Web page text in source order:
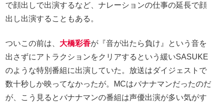
で顔出しで出演するなど、ナレーションの仕事の延長で顔
出し出演することもある。
ついこの前は、 大橋彩香が『音が出たら負け』という音を
出さずにアトラクションをクリアするという緩いSASUKE
のような特別番組に出演していた。放送はダイジェストで
数十秒しか映ってなかったが。MCはバナナマンだったのだ
が、こう見るとバナナマンの番組は声優出演が多い気がす